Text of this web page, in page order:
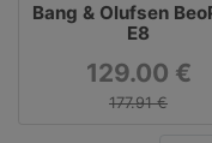
Bang & Olufsen
E8
129.00 €
177.91 €